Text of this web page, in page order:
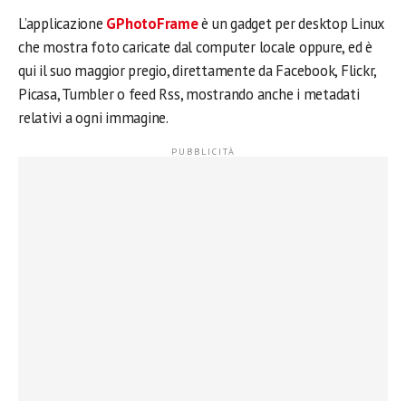
L’applicazione GPhotoFrameè un gadget per desktop Linux
che mostra foto caricate dal computer locale oppure, ed è
qui il suo maggior pregio, direttamente da Facebook, Flickr,
Picasa, Tumbler o feed Rss, mostrando anche i metadati
relativi a ogni immagine.